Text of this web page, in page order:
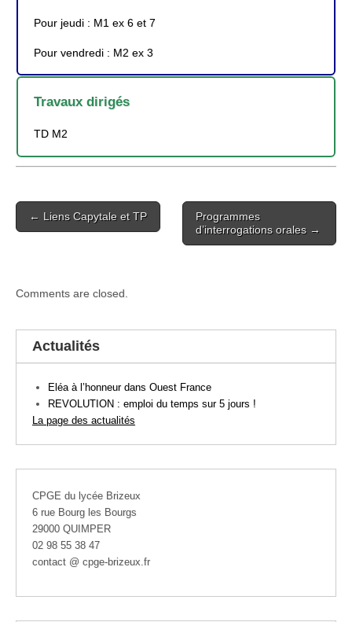
Pour jeudi : M1 ex 6 et 7
Pour vendredi : M2 ex 3
Travaux dirigés
TD M2
Post
navigation
← Liens Capytale et TP
Programmes
d’interrogations orales →
Comments are closed.
Actualités
Eléa à l’honneur dans Ouest France
REVOLUTION : emploi du temps sur 5 jours !
La page des actualités
CPGE du lycée Brizeux
6 rue Bourg les Bourgs
29000 QUIMPER
02 98 55 38 47
contact @ cpge-brizeux.fr